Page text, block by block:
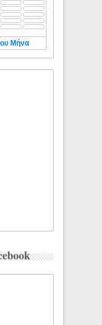
Μήνα